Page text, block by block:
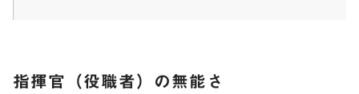
指揮官（役職者）の無能さ